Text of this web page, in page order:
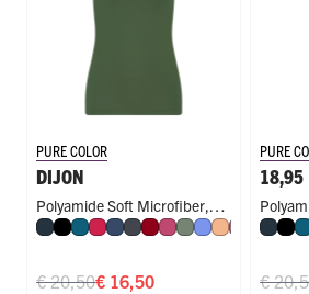
PURE COLOR
DIJON
Polyamide Soft Microfiber,
Singlet
NavyZwart
Petrol
RoodDonkerblauw
Donkergrijs
Donkerrood
Fuchsia
OlijfHemelsblauw
PerzikMauve
Royal
€ 16,50
€ 20,50
PURE
18,95
Singlet
Navy
€